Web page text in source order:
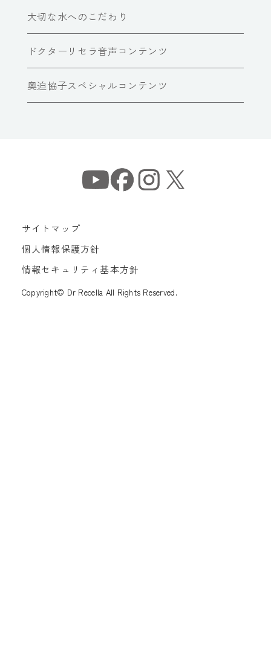
大切な水へのこだわり
ドクターリセラ音声コンテンツ
奥迫協子スペシャルコンテンツ
サイトマップ
個人情報保護方針
情報セキュリティ基本方針
Copyright© Dr Recella All Rights Reserved.